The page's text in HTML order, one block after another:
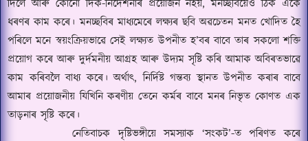
দিলে আৰু কোনো দিক-নির্দেশনাৰ প্রয়োজন নহয়,মনচ্ছবিয়েও ঠিক একে
ধৰণৰ কাম কৰে। মনচ্ছবিৰ মাধ্যমেৰে লক্ষ্যৰ ছবি অৱচেতন মনত খোদিত হৈ
পৰিলে মনে স্বয়ংক্রিয়ভাৱে সেই লক্ষ্যত উপনীত হ’বৰ বাবে তাৰ সকলো শক্তি
প্ৰয়োগ কৰে আৰু দুর্দমনীয় আগ্রহ আৰু উদ্যম সৃষ্টি কৰি আমাক অবিৰতভাৱে
কাম কৰিবলৈ বাধ্য কৰে। অর্থাৎ,নির্দিষ্ট গন্তব্য স্থানত উপনীত কৰাৰ বাবে
আমাৰ প্ৰয়োজনীয় যিখিনি কৰণীয় তেনে কৰ্মৰ বাবে মনৰ নিভৃত কোণত এক
তাড়নাৰ সৃষ্টি কৰে।
নেতিবাচক দৃষ্টিভঙ্গীয়ে সমস্যাক ‘সংকট’-ত পৰিণত কৰে